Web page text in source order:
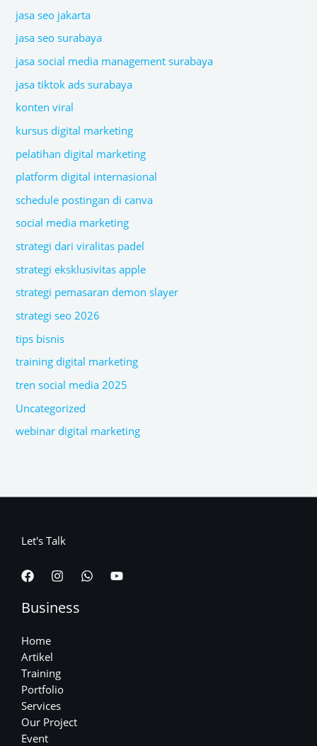
jasa seo jakarta
jasa seo surabaya
jasa social media management surabaya
jasa tiktok ads surabaya
konten viral
kursus digital marketing
pelatihan digital marketing
platform digital internasional
schedule postingan di canva
social media marketing
strategi dari viralitas padel
strategi eksklusivitas apple
strategi pemasaran demon slayer
strategi seo 2026
tips bisnis
training digital marketing
tren social media 2025
Uncategorized
webinar digital marketing
Let's Talk
Business
Home
Artikel
Training
Portfolio
Services
Our Project
Event